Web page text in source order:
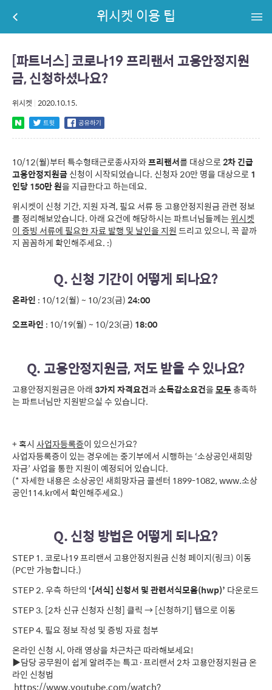
위시켓 이용 팁
[파트너스] 코로나19 프리랜서 고용안정지원
금, 신청하셨나요?
위시켓 2020.10.15.
10/12(월)부터 특수형태근로종사자와프리랜서를 대상으로2차 긴급
고용안정지원금 신청이 시작되었습니다. 신청자 20만 명을 대상으로 1
인당 150만 원을 지급한다고 하는데요.
위시켓이 신청 기간, 지원 자격, 필요 서류 등 고용안정지원금 관련 정보
를 정리해보았습니다. 아래 요건에 해당하시는 파트너님들께는 위시켓
이 증빙 서류에 필요한 자료 발행 및 날인을 지원 드리고 있으니, 꼭 끝까
지 꼼꼼하게 확인해주세요. :)
Q. 신청 기간이 어떻게 되나요?
온라인 : 10/12(월) ~ 10/23(금) 24:00
오프라인 : 10/19(월) ~ 10/23(금) 18:00
Q. 고용안정지원금, 저도 받을 수 있나요?
고용안정지원금은 아래 3가지 자격요건과소득감소요건을 모두충족하
는 파트너님만 지원받으실 수 있습니다.
+ 혹시 사업자등록증이 있으신가요?
사업자등록증이 있는 경우에는 중기부에서 시행하는 ‘소상공인새희망
자금’ 사업을 통한 지원이 예정되어 있습니다.
(* 자세한 내용은 소상공인 새희망자금 콜센터 1899-1082, www.소상
공인114.kr에서 확인해주세요.)
Q. 신청 방법은 어떻게 되나요?
STEP 1. 코로나19 프리랜서 고용안정지원금 신청 페이지(링크) 이동
(PC만 가능합니다.)
STEP 2. 우측 하단의 ‘[서식] 신청서 및 관련서식모음(hwp)’ 다운로드
STEP 3. [2차 신규 신청자 신청] 클릭 → [신청하기] 탭으로 이동
STEP 4. 필요 정보 작성 및 증빙 자료 첨부
온라인 신청 시, 아래 영상을 차근차근 따라해보세요!
▶담당 공무원이 쉽게 알려주는 특고 ·프리랜서 2차 고용안정지원금 온
라인 신청법
https://www.youtube.com/watch?